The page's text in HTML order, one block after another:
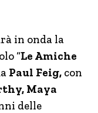
in onda la
“Le Amiche
Paul Feig, con
Maya
delle